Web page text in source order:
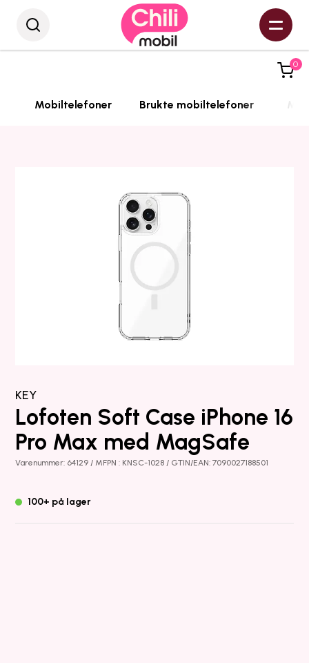
0
Mobiltelefoner Brukte mobiltelefoner
KEY
Lofoten Soft Case iPhone 16
Pro Max med MagSafe
Varenummer: 64129 / MFPN : KNSC-1028 / GTIN/EAN: 7090027188501
100+ på lager